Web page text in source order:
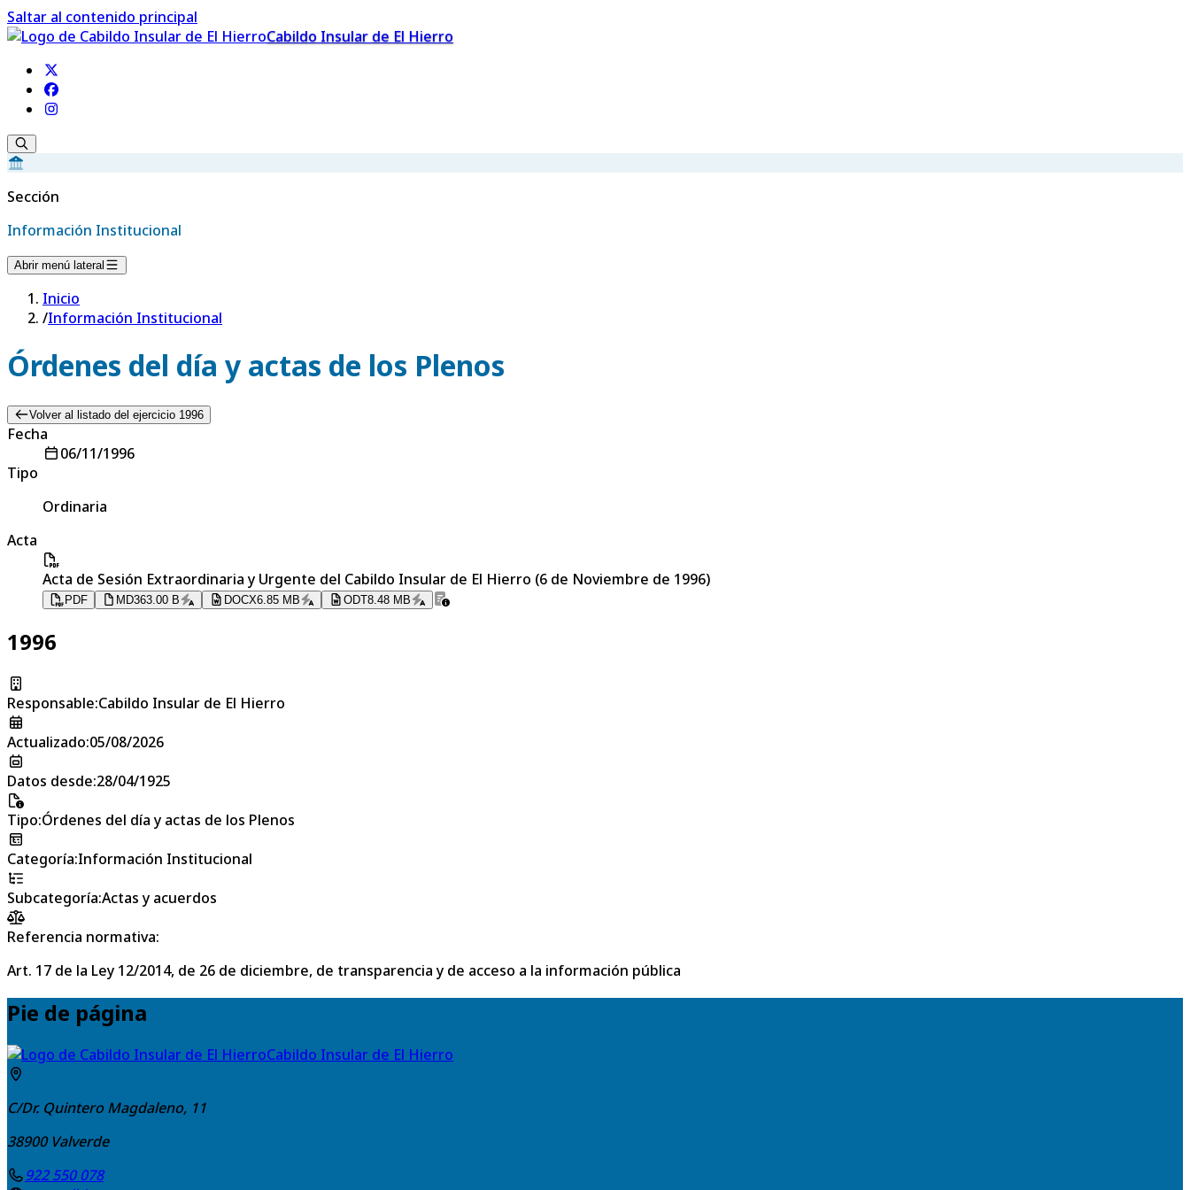
Saltar al contenido principal
Cabildo Insular de El Hierro
Sección
Información Institucional
Abrir menú lateral
Inicio
/Información Institucional
Órdenes del día y actas de los Plenos
Volver al listado del ejercicio 1996
Fecha
06/11/1996
Tipo
Ordinaria
Acta
Acta de Sesión Extraordinaria y Urgente del Cabildo Insular de El Hierro (6 de Noviembre de 1996)
PDF MD363.00 B DOCX6.85 MB ODT8.48 MB
1996
Responsable:Cabildo Insular de El Hierro
Actualizado:05/08/2026
Datos desde:28/04/1925
Tipo:Órdenes del día y actas de los Plenos
Categoría:Información Institucional
Subcategoría:Actas y acuerdos
Referencia normativa:
Art. 17 de la Ley 12/2014, de 26 de diciembre, de transparencia y de acceso a la información pública
Pie de página
Cabildo Insular de El Hierro
C/Dr. Quintero Magdaleno, 11
38900 Valverde
922 550 078